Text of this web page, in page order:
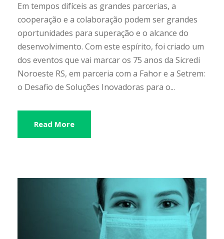
Em tempos difíceis as grandes parcerias, a
cooperação e a colaboração podem ser grandes
oportunidades para superação e o alcance do
desenvolvimento. Com este espírito, foi criado um
dos eventos que vai marcar os 75 anos da Sicredi
Noroeste RS, em parceria com a Fahor e a Setrem:
o Desafio de Soluções Inovadoras para o...
Read More